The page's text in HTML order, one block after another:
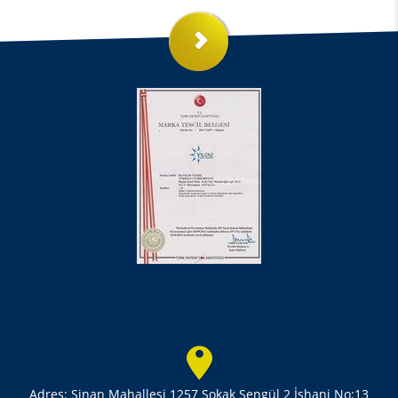
Adres: Sinan Mahallesi 1257 Sokak Şengül 2 İşhani No:13